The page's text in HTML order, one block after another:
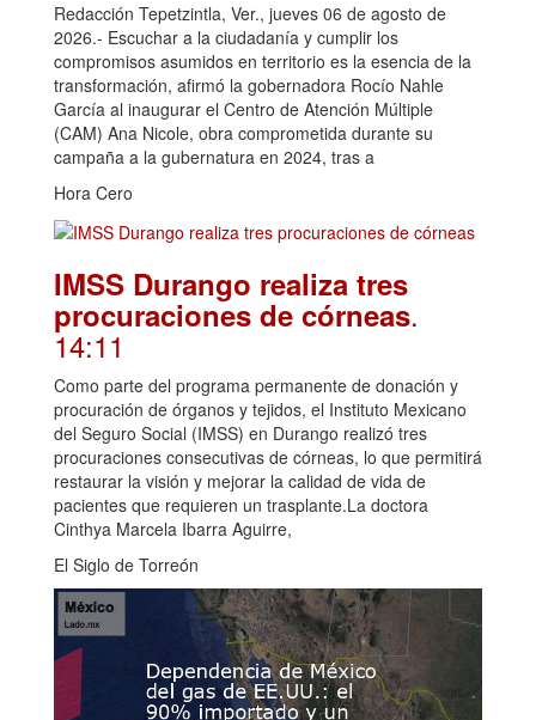
Redacción Tepetzintla, Ver., jueves 06 de agosto de
2026.- Escuchar a la ciudadanía y cumplir los
compromisos asumidos en territorio es la esencia de la
transformación, afirmó la gobernadora Rocío Nahle
García al inaugurar el Centro de Atención Múltiple
(CAM) Ana Nicole, obra comprometida durante su
campaña a la gubernatura en 2024, tras a
Hora Cero
IMSS Durango realiza tres
procuraciones de córneas.
14:11
Como parte del programa permanente de donación y
procuración de órganos y tejidos, el Instituto Mexicano
del Seguro Social (IMSS) en Durango realizó tres
procuraciones consecutivas de córneas, lo que permitirá
restaurar la visión y mejorar la calidad de vida de
pacientes que requieren un trasplante.La doctora
Cinthya Marcela Ibarra Aguirre,
El Siglo de Torreón